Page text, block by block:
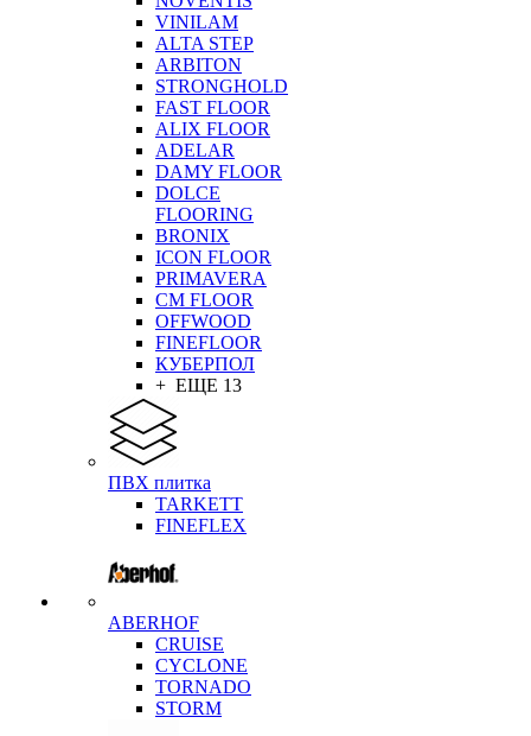
VINILAM
ALTA STEP
ARBITON
STRONGHOLD
FAST FLOOR
ALIX FLOOR
ADELAR
DAMY FLOOR
DOLCE
FLOORING
BRONIX
ICON FLOOR
PRIMAVERA
CM FLOOR
OFFWOOD
FINEFLOOR
КУБЕРПОЛ
+ ЕЩЕ 13
ПВХ плитка
TARKETT
FINEFLEX
ABERHOF
CRUISE
CYCLONE
TORNADO
STORM